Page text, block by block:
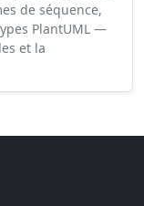
de séquence,
PlantUML —
et la